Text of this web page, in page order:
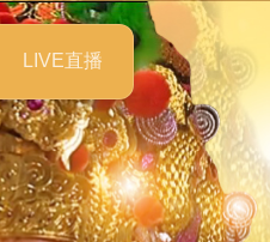
LIVE直播